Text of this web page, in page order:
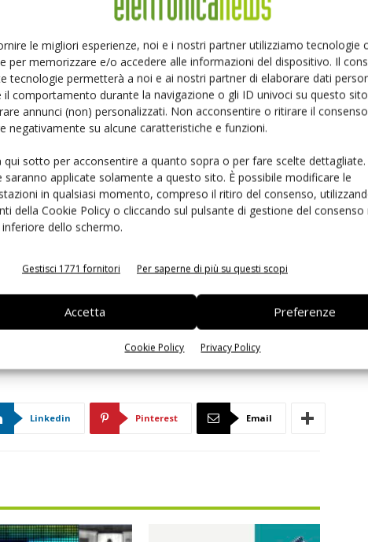
le migliori esperienze, noi e i nostri partner utilizziamo tecnologie
per memorizzare e/o accedere alle informazioni del dispositivo. Il
tecnologie permetterà a noi e ai nostri partner di elaborare dati
il comportamento durante la navigazione o gli ID univoci su questo
annunci (non) personalizzati. Non acconsentire o ritirare il
negativamente su alcune caratteristiche e funzioni.
qui sotto per acconsentire a quanto sopra o per fare scelte
saranno applicate solamente a questo sito. È possibile modificare le
in qualsiasi momento, compreso il ritiro del consenso,
della Cookie Policy o cliccando sul pulsante di gestione del consenso
dello schermo.
Gestisci 1771 fornitori Per saperne di più su questi scopi
Accetta Preferenze
Cookie Policy Privacy Policy
grafiche avanzate. Il SoM/CoM include
delle immagini, accelerazione grafica 3D e una
set di funzionalità avanzate completa la ricca connettività
porte 3 GbE e doppia USB2,3 x CAN-FD, progettata per
estremi.
prodotti Pin2Pin di Variscite che consente agli
portante per diverse piattaforme. La scheda
di Variscite con una soluzione a consumo energetico
della Cpu e capacità grafiche. Con il nuovo SoM, i clienti
termine, grazie alle numerose opzioni di scalabilità e
di sviluppo.
Linkedin Pinterest Email